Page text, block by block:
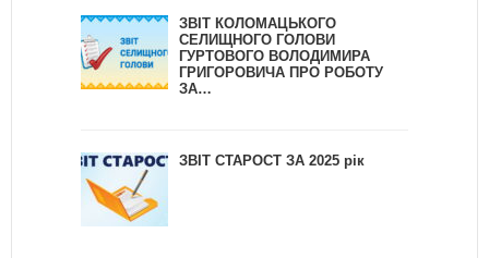
ЗВІТ КОЛОМАЦЬКОГО
СЕЛИЩНОГО ГОЛОВИ
ГУРТОВОГО ВОЛОДИМИРА
ГРИГОРОВИЧА ПРО РОБОТУ
ЗА…
ЗВІТ СТАРОСТ ЗА 2025 рік